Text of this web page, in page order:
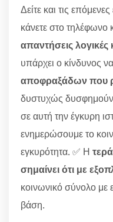
Δείτε και τις
κάνετε στο τηλέφωνο
απαντήσεις λογικές
υπάρχει ο κίνδυνος
αποφραξάδων που
δυστυχώς δυσφημούν
σε αυτή την έγκυρη
ενημερώσουμε το
εγκυρότητα. ✅ Η
σημαίνει ότι με
κοινωνικό σύνολο με
βάση.